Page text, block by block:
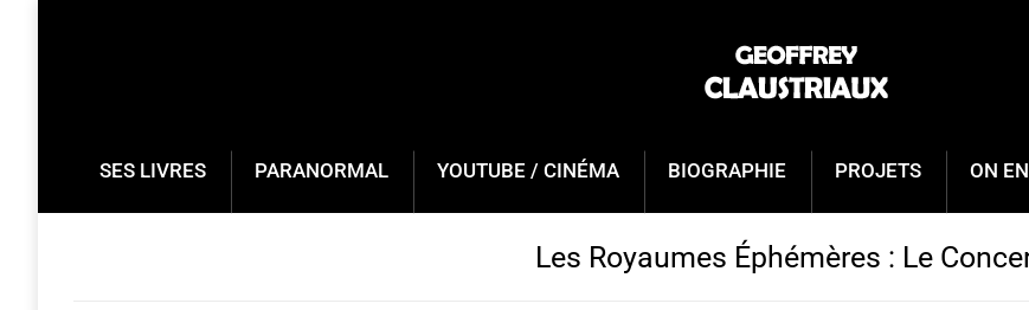
SES LIVRES PARANORMAL YOUTUBE / CINÉMA BIOGRAPHIE PROJETS ON
Les Royaumes Éphémères : Le